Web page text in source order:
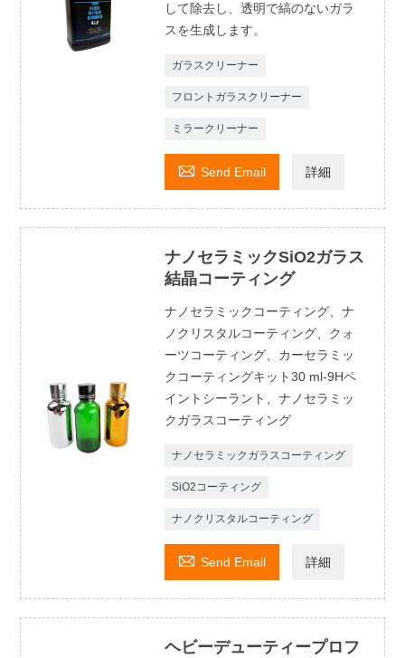
して除去し、透明で縞のないガラ
スを生成します。
ガラスクリーナー
フロントガラスクリーナー
ミラークリーナー
 Send Email 詳細
ナノセラミックSiO2ガラス
結晶コーティング
ナノセラミックコーティング、ナ
ノクリスタルコーティング、クォ
ーツコーティング、カーセラミッ
クコーティングキット30 ml-9Hペ
イントシーラント、ナノセラミッ
クガラスコーティング
ナノセラミックガラスコーティング
SiO2コーティング
ナノクリスタルコーティング
 Send Email 詳細
ヘビーデューティープロフ